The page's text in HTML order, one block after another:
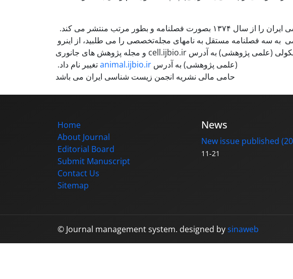
و بطور مرتب منتشر می کند.
تخصصی را می طلبید، از اینروفناوری بطور تخصصی به سه فصلنامه مستقل به نامهای مجله
(علمی پژوهشی) به آدرس cell.ijbio.ir و مجله پژوهش های جانوری
(علمی پژوهشی) به آدرس animal.ijbio.irتغییر نام داد.
حامی مالی نشریه انجمن زیست شناسی ایران می باشد
Home
About Journal
Editorial Board
Submit Manuscript
Contact Us
Sitemap
News
New issue published
11-21
© Journal management system. designed bysinaweb